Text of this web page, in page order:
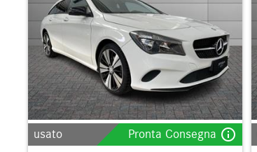
usato Pronta Consegna info_outline